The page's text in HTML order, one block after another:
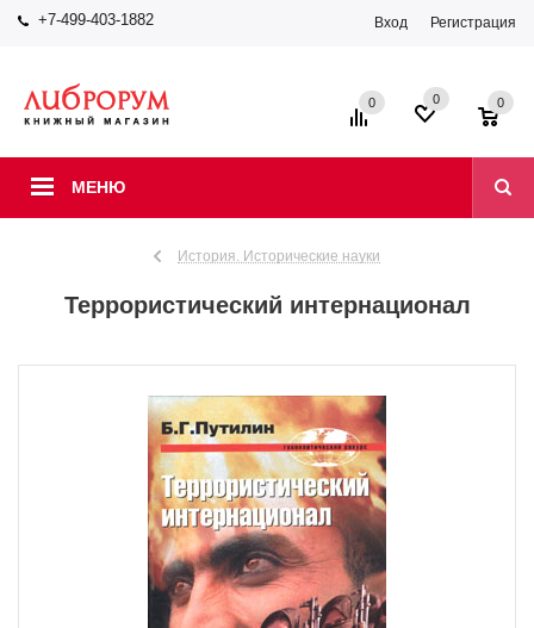
+7-499-403-1882 Вход Регистрация
МЕНЮ
0 0 0
История. Исторические науки
Террористический интернационал